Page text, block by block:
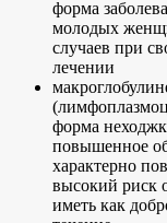
форма
молодых
случаев при
лечении
форма
повышенное
характерно
высокий риск
иметь как